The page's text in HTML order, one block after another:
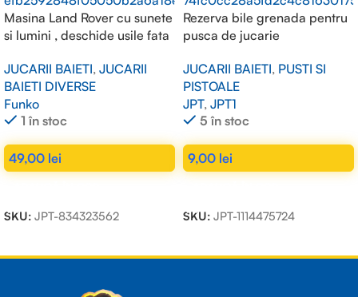
Masina Land Rover cu sunete
si lumini , deschide usile fata
JUCARII BAIETI, JUCARII
BAIETI DIVERSE
Funko
1 în stoc
49,00 lei
SKU: JPT-834323562
Rezerva bile grenada pentru
pusca de jucarie
JUCARII BAIETI, PUSTI SI
PISTOALE
JPT, JPT1
5 în stoc
9,00 lei
SKU: JPT-1114475724